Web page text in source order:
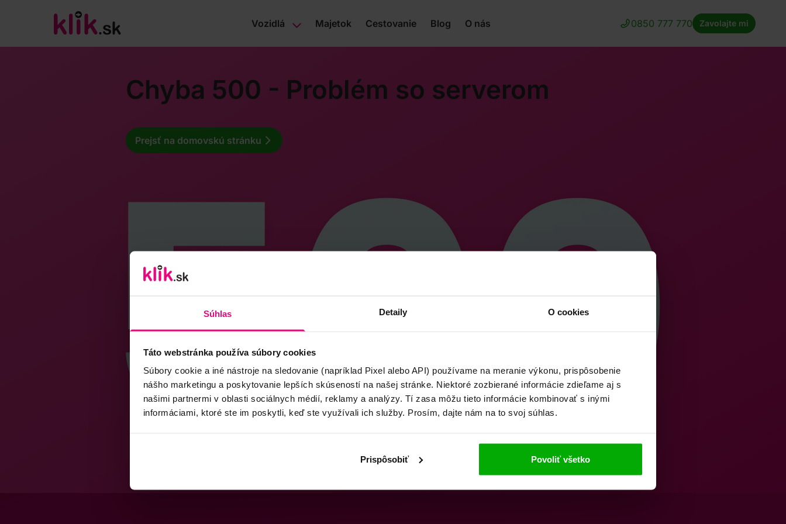
Súhlas Detaily O cookies
Táto webstránka používa súbory cookies
Súbory cookie a iné nástroje na sledovanie (napríklad Pixel alebo API) používame na meranie výkonu, prispôsobenie
nášho marketingu a poskytovanie lepších skúseností na našej stránke. Niektoré zozbierané informácie zdieľame aj s
našimi partnermi v oblasti sociálnych médií, reklamy a analýzy. Tí zasa môžu tieto informácie kombinovať s inými
informáciami, ktoré ste im poskytli, keď ste využívali ich služby. Prosím, dajte nám na to svoj súhlas.
Prispôsobiť Povoliť všetko
Vozidlá Majetok Cestovanie Blog O nás 0850 777 770 Zavolajte mi
Chyba 500 - Problém so serverom
Prejsť na domovskú stránku